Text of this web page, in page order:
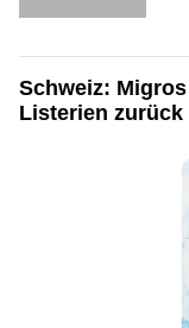
Schweiz:
Listerien